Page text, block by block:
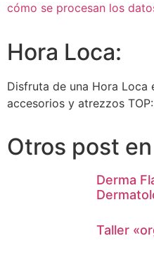
cómo se procesan los
Hora Loca:
Disfruta de una Hora
accesorios y atrezzos TOP:
Otros post
Derma
Taller